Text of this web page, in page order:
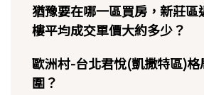
猶豫要在哪一區買房，新莊區
樓平均成交單價大約多少？
歐洲村-台北君悅(凱撒特區)格
圍？